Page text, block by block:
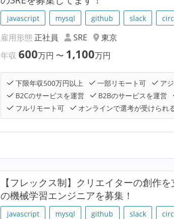
javascript mysql github slack
雇用形態 正社員 SRE
東京
年収600万円 〜 1,100万円
下限年収500万円以上 一部リモート可 ア
B2Cのサービスを運営
B2Bのサービスを運営
フルリモート可
オンラインで選考が受けられ
【フレックス制】クリエイターの創作
の機械学習エンジニアを募集！
javascript mysql github slack